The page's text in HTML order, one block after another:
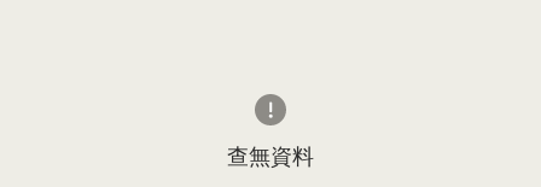
查無資料